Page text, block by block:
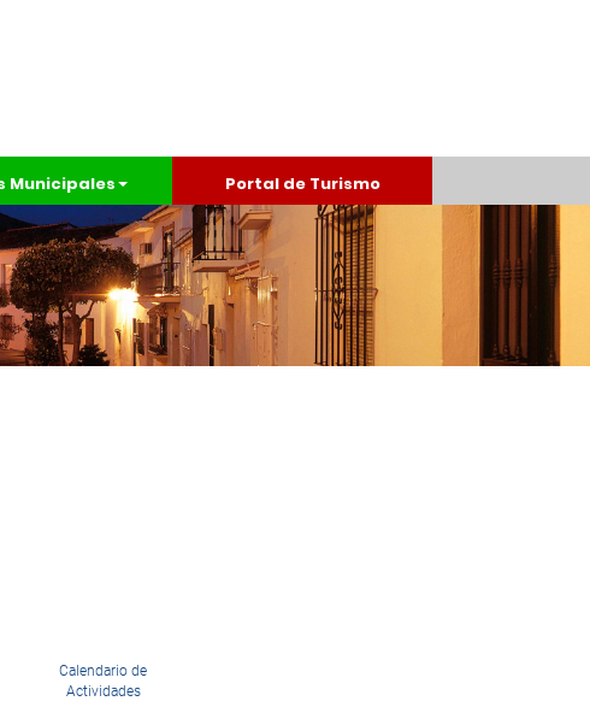
Municipales Portal de Turismo
Calendario de
Actividades